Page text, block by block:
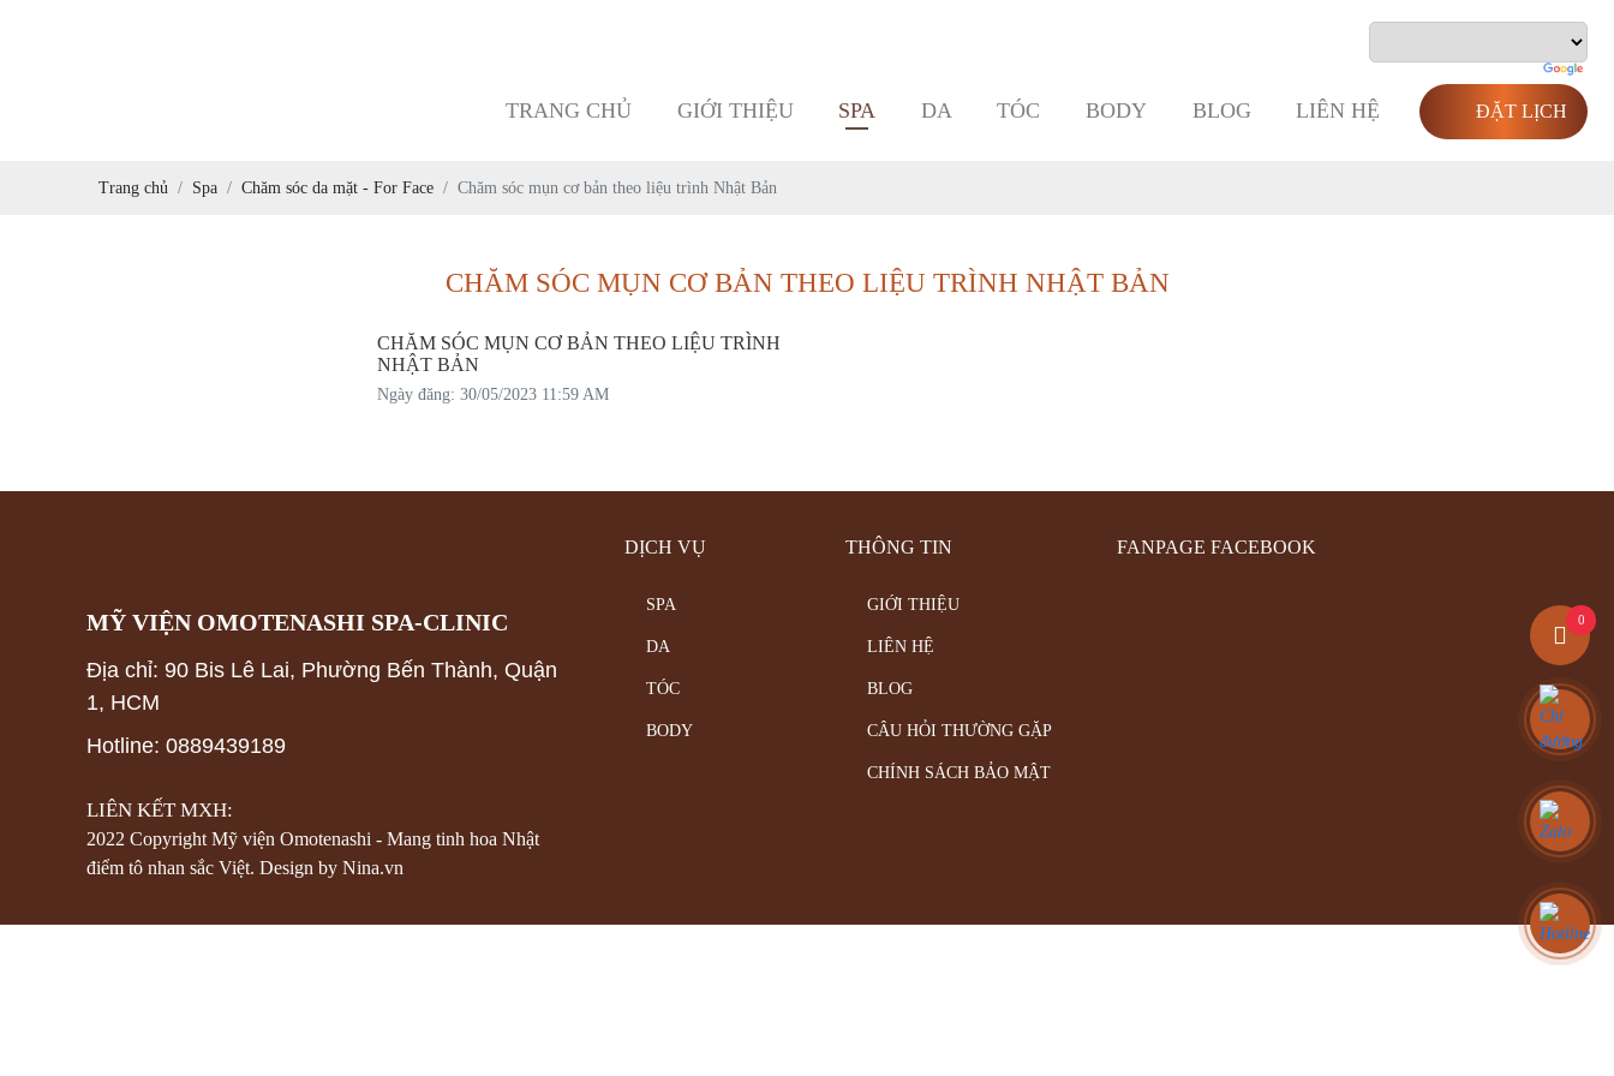
TRANG CHỦ GIỚI THIỆU SPA DA TÓC BODY BLOG LIÊN HỆ ĐẶT LỊCH
Trang chủ Spa Chăm sóc da mặt - For Face Chăm sóc mụn cơ bản theo liệu trình Nhật Bản
CHĂM SÓC MỤN CƠ BẢN THEO LIỆU TRÌNH NHẬT BẢN
CHĂM SÓC MỤN CƠ BẢN THEO LIỆU TRÌNH
NHẬT BẢN
Ngày đăng: 30/05/2023 11:59 AM
MỸ VIỆN OMOTENASHI SPA-CLINIC
Địa chỉ: 90 Bis Lê Lai, Phường Bến Thành, Quận
1, HCM
Hotline: 0889439189
LIÊN KẾT MXH:
2022 Copyright Mỹ viện Omotenashi - Mang tinh hoa Nhật
điểm tô nhan sắc Việt. Design by Nina.vn
DỊCH VỤ
SPA
DA
TÓC
BODY
THÔNG TIN
GIỚI THIỆU
LIÊN HỆ
BLOG
CÂU HỎI THƯỜNG GẶP
CHÍNH SÁCH BẢO MẬT
FANPAGE FACEBOOK
0